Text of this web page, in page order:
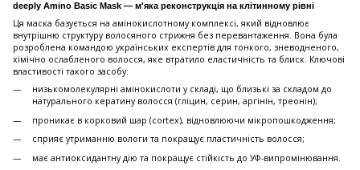
deeply Amino Basic Mask — м'яка реконструкція на клітинному рівні
Ця маска базується на амінокислотному комплексі, який відновлює
внутрішню структуру волосяного стрижня без перевантаження. Вона була
розроблена командою українських експертів для тонкого, зневодненого,
хімічно ослабленого волосся, яке втратило еластичність та блиск. Ключові
властивості такого засобу:
низькомолекулярні амінокислоти у складі, що близькі за складом до
натурального кератину волосся (гліцин, серин, аргінін, треонін);
проникає в корковий шар (cortex), відновлюючи мікропошкодження;
сприяє утриманню вологи та покращує пластичність волосся;
має антиоксидантну дію та покращує стійкість до УФ-випромінювання.